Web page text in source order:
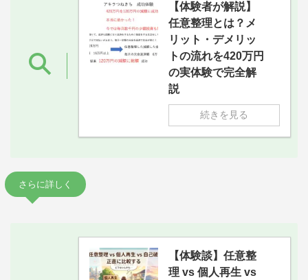
【体験者が解説】
任意整理とは？メ
リット・デメリッ
トの流れを420万円
の実体験で完全解
説
続きを見る
さらに詳しく
【体験談】任意整
理 vs 個人再生 vs